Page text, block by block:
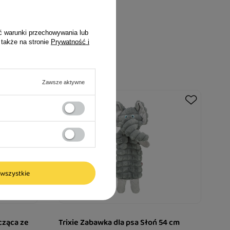
ze
Trixie Zabawka dla psa Słoń 54 cm
warunki przechowywania lub
na stronie Prywatność i
Zawsze aktywne